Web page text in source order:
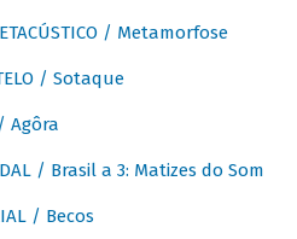
/ Metamorfose
/ Sotaque
Agôra
/ Brasil a 3: Matizes do Som
/ Becos